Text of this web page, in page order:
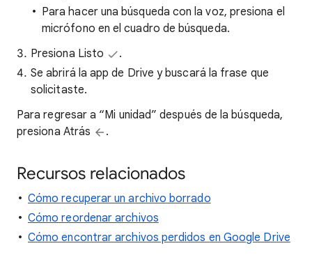
Para hacer una búsqueda con la voz, presiona el
micrófono en el cuadro de búsqueda.
Presiona Listo
.
Se abrirá la app de Drive y buscará la frase que
solicitaste.
Para regresar a “Mi unidad” después de la búsqueda,
presiona Atrás
.
Recursos relacionados
Cómo recuperar un archivo borrado
Cómo reordenar archivos
Cómo encontrar archivos perdidos en Google Drive